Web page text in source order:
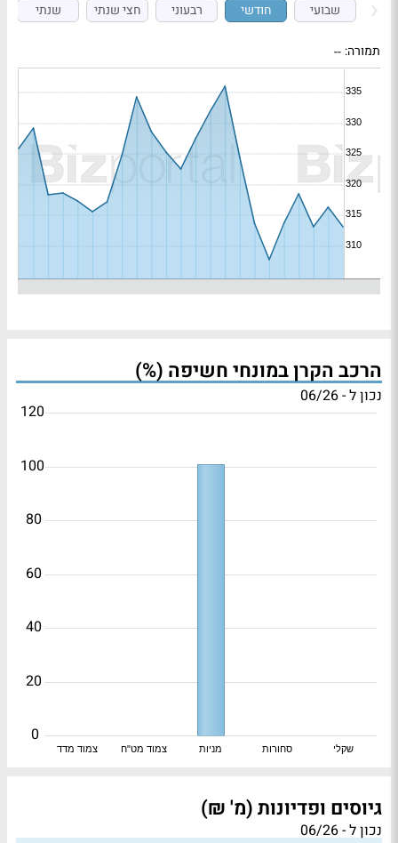
שבועי חודשי רבעוני חצי שנתי שנתי
תמורה: --
הרכב הקרן במונחי חשיפה (%)
נכון ל - 06/26
צמוד מדד צמוד מט"ח מניות סחורות שקלי
0
20
40
60
80
100
120
גיוסים ופדיונות (מ' ₪)
נכון ל - 06/26